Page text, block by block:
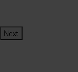
Next